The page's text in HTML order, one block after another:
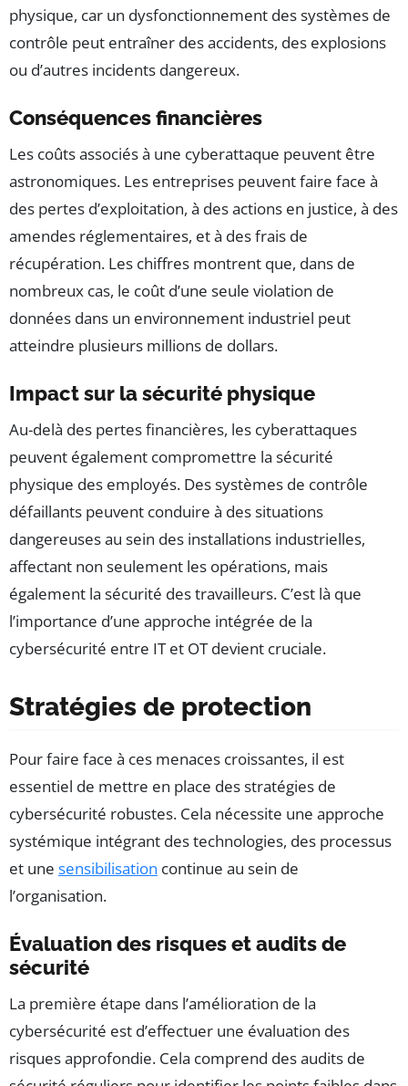
physique, car un dysfonctionnement des systèmes de
contrôle peut entraîner des accidents, des explosions
ou d’autres incidents dangereux.
Conséquences financières
Les coûts associés à une cyberattaque peuvent être
astronomiques. Les entreprises peuvent faire face à
des pertes d’exploitation, à des actions en justice, à des
amendes réglementaires, et à des frais de
récupération. Les chiffres montrent que, dans de
nombreux cas, le coût d’une seule violation de
données dans un environnement industriel peut
atteindre plusieurs millions de dollars.
Impact sur la sécurité physique
Au-delà des pertes financières, les cyberattaques
peuvent également compromettre la sécurité
physique des employés. Des systèmes de contrôle
défaillants peuvent conduire à des situations
dangereuses au sein des installations industrielles,
affectant non seulement les opérations, mais
également la sécurité des travailleurs. C’est là que
l’importance d’une approche intégrée de la
cybersécurité entre IT et OT devient cruciale.
Stratégies de protection
Pour faire face à ces menaces croissantes, il est
essentiel de mettre en place des stratégies de
cybersécurité robustes. Cela nécessite une approche
systémique intégrant des technologies, des processus
et une sensibilisation continue au sein de
l’organisation.
Évaluation des risques et audits de
sécurité
La première étape dans l’amélioration de la
cybersécurité est d’effectuer une évaluation des
risques approfondie. Cela comprend des audits de